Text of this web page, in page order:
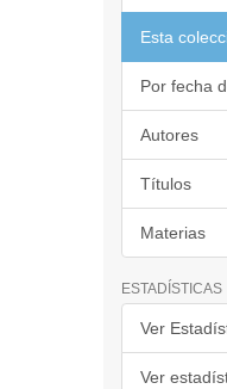
Esta
Por fecha
Autores
Títulos
Materias
ESTADÍSTICAS
Ver
Ver